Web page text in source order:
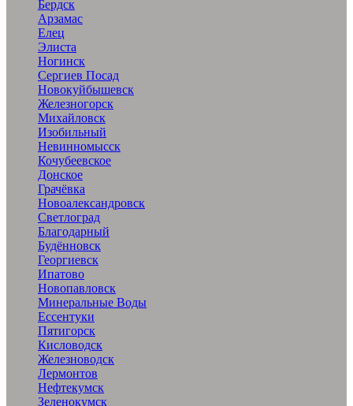
Бердск
Арзамас
Елец
Элиста
Ногинск
Сергиев Посад
Новокуйбышевск
Железногорск
Михайловск
Изобильный
Невинномысск
Кочубеевское
Донское
Грачёвка
Новоалександровск
Светлоград
Благодарный
Будённовск
Георгиевск
Ипатово
Новопавловск
Минеральные Воды
Ессентуки
Пятигорск
Кисловодск
Железноводск
Лермонтов
Нефтекумск
Зеленокумск